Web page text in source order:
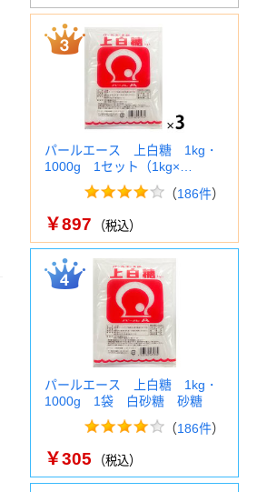
パールエース 上白糖 1kg・
1000g 1セット（1kg×…
（186件）
￥897 （税込）
パールエース 上白糖 1kg・
1000g 1袋 白砂糖 砂糖
（186件）
￥305 （税込）